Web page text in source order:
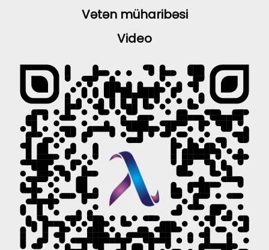
Vətən müharibəsi
Video